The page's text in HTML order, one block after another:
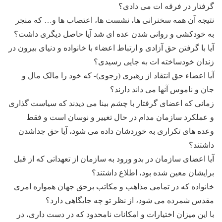
گرفتار در فرقه ات می دادی؟
نتیجه آن همه سخنرانی ها، نشست ها، اعتصاب ها و… که منجر
به خودکشی و روانی شدن عده ای شد آیا حاصل دیگری داشت؟
آیا با گرفتن حق آزادی و ارتباط اعضاء با خانواده و دنیای بیرون در
زندان خودساخته ات به جایی رسیدی؟
آیا اعضاء حق انتقاد از رهبری (رجوی)- که خود را مالک مال و
جان و ناموس آنها می داند دارند؟
زمانی که اعضای گرفتار با چشم بینا می دیدند که سیاست گذاری
و عملکرد سازمان مدام در حال تغییر و نوسان است و فقط
وعده های تکراری به خوردشان داده می شود، آیا حق جداشدن
داشتند؟
آیا اعضای سازمان در بدو ورود به سازمان از تعهداتی که از قبل
برایشان معین شده بود، اطلاع داشتند؟
خانواده که در تمامی مذاهب و مکاتب برحق جهان همواره امری
مقدس شمرده می شود، از نظر تو چه جایگاهی دارد؟
با این میزان اختیارات و امکانات نامحدود که در دست داری، در